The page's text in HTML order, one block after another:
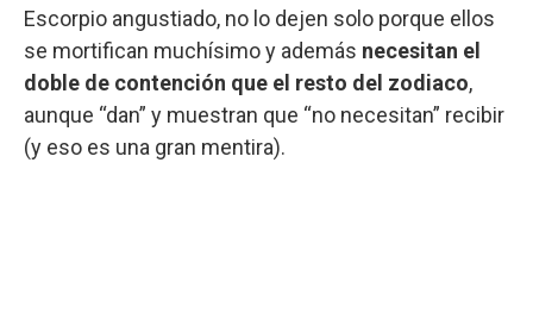
Escorpio angustiado, no lo dejen solo porque ellos
se mortifican muchísimo y además necesitan el
doble de contención que el resto del zodiaco,
aunque “dan” y muestran que “no necesitan” recibir
(y eso es una gran mentira).